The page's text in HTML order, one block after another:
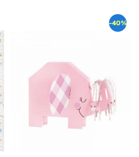
-40%